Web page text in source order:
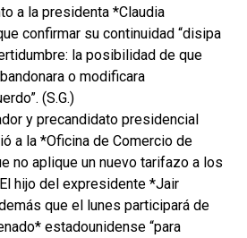
a la presidenta *Claudia
confirmar su continuidad “disipa
la posibilidad de que
o modificara
(S.G.)
y precandidato presidencial
a la *Oficina de Comercio de
no aplique un nuevo tarifazo a los
hijo del expresidente *Jair
que el lunes participará de
estadounidense “para